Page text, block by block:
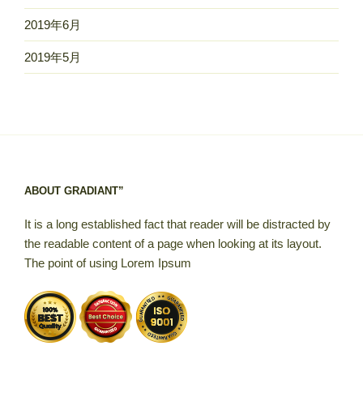
2019年6月
2019年5月
ABOUT GRADIANT”
It is a long established fact that reader will be distracted by
the readable content of a page when looking at its layout.
The point of using Lorem Ipsum